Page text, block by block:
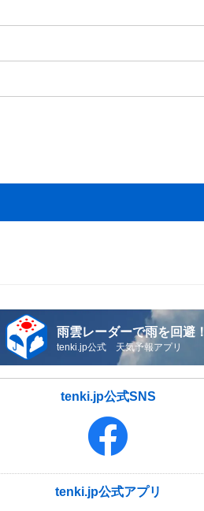
雨雲レーダーで雨を回避！
tenki.jp公式 天気予報アプリ
tenki.jp公式SNS
tenki.jp公式アプリ